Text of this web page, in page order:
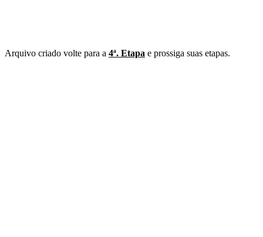
Arquivo criado volte para a 4ª. Etapa e prossiga suas etapas.